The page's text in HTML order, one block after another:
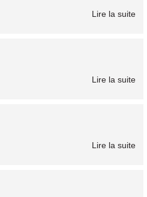
Lire la suite
Lire la suite
Lire la suite